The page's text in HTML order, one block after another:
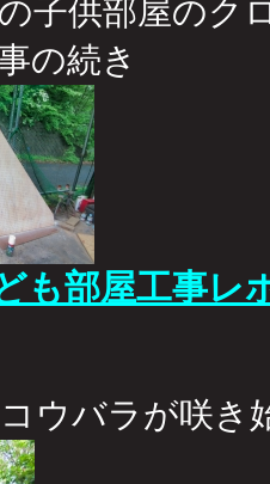
子供部屋のク
の続き
も部屋工事レ
ウバラが咲き